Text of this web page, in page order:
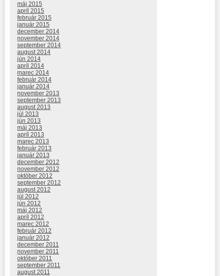
máj 2015
apríl 2015
február 2015
január 2015
december 2014
november 2014
september 2014
august 2014
jún 2014
apríl 2014
marec 2014
február 2014
január 2014
november 2013
september 2013
august 2013
júl 2013
jún 2013
máj 2013
apríl 2013
marec 2013
február 2013
január 2013
december 2012
november 2012
október 2012
september 2012
august 2012
júl 2012
jún 2012
máj 2012
apríl 2012
marec 2012
február 2012
január 2012
december 2011
november 2011
október 2011
september 2011
august 2011